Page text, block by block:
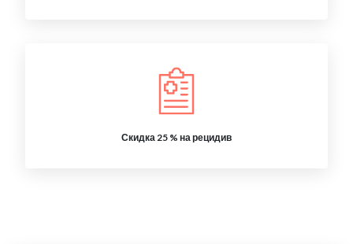
Скидка 25 % на рецидив